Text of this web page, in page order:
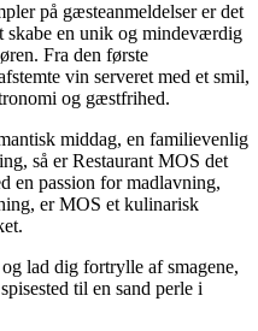
på gæsteanmeldelser er det
skabe en unik og mindeværdig
Fra den første
vin serveret med et smil,
og gæstfrihed.
middag, en familievenlig
så er Restaurant MOS det
en passion for madlavning,
er MOS et kulinarisk
lad dig fortrylle af smagene,
til en sand perle i